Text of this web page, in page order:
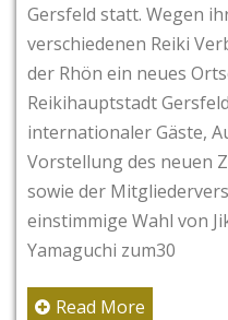
Gersfeld statt. Wegen
verschiedenen Reiki
der Rhön ein neues
Reikihauptstadt
internationaler Gäste,
Vorstellung des neuen
sowie der
einstimmige Wahl von
Yamaguchi zum30
Read More